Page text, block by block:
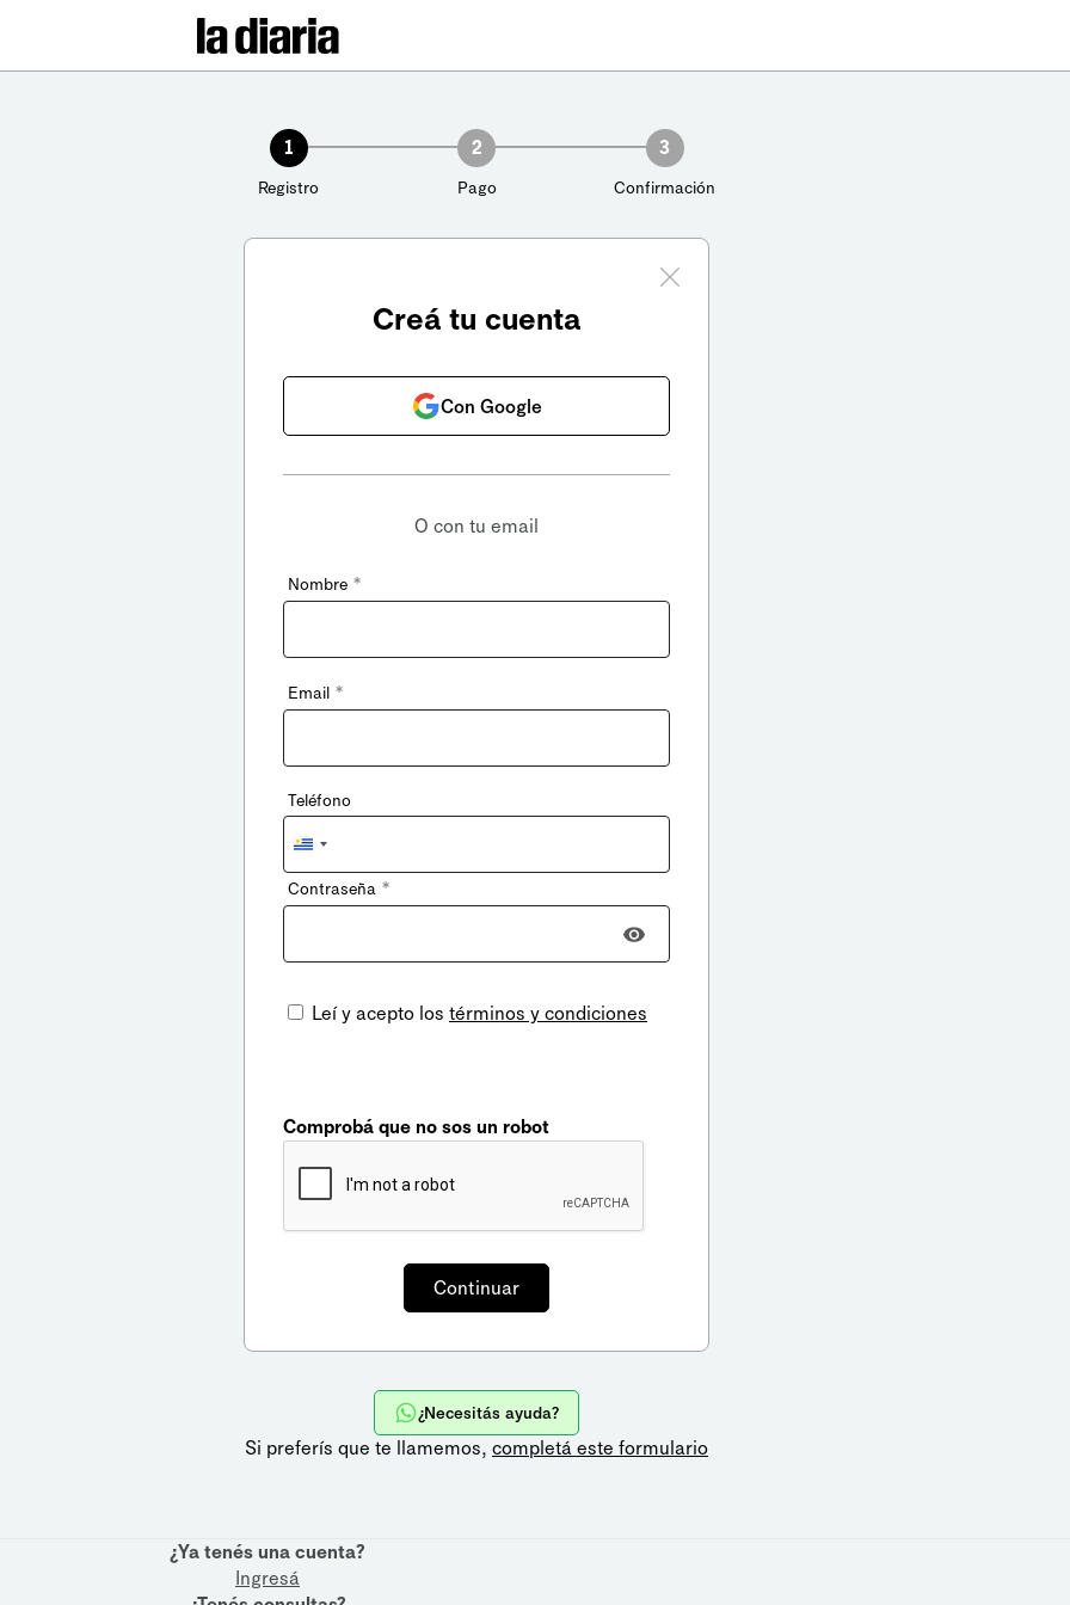
1
Registro
2
Pago
3
Confirmación
Creá tu cuenta
Con Google
O con tu email
Nombre *
Email *
Teléfono
Uruguay
+598
Contraseña *
Leí y acepto los términos y condiciones
Comprobá que no sos un robot
¿Necesitás ayuda?
Si preferís que te llamemos, completá este formulario
¿Ya tenés una cuenta?
Ingresá